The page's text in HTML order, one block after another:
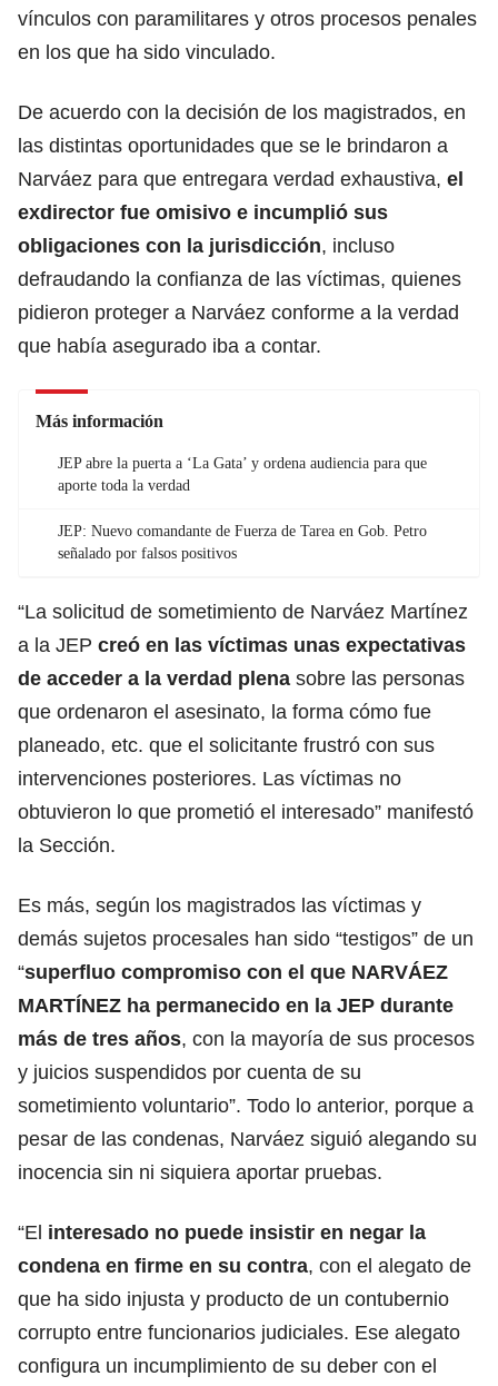
vínculos con paramilitares y otros procesos penales
en los que ha sido vinculado.
De acuerdo con la decisión de los magistrados, en
las distintas oportunidades que se le brindaron a
Narváez para que entregara verdad exhaustiva, el
exdirector fue omisivo e incumplió sus
obligaciones con la jurisdicción, incluso
defraudando la confianza de las víctimas, quienes
pidieron proteger a Narváez conforme a la verdad
que había asegurado iba a contar.
Más información
JEP abre la puerta a ‘La Gata’ y ordena audiencia para que
aporte toda la verdad
JEP: Nuevo comandante de Fuerza de Tarea en Gob. Petro
señalado por falsos positivos
“La solicitud de sometimiento de Narváez Martínez
a la JEP creó en las víctimas unas expectativas
de acceder a la verdad plena sobre las personas
que ordenaron el asesinato, la forma cómo fue
planeado, etc. que el solicitante frustró con sus
intervenciones posteriores. Las víctimas no
obtuvieron lo que prometió el interesado” manifestó
la Sección.
Es más, según los magistrados las víctimas y
demás sujetos procesales han sido “testigos” de un
“superfluo compromiso con el que NARVÁEZ
MARTÍNEZ ha permanecido en la JEP durante
más de tres años, con la mayoría de sus procesos
y juicios suspendidos por cuenta de su
sometimiento voluntario”. Todo lo anterior, porque a
pesar de las condenas, Narváez siguió alegando su
inocencia sin ni siquiera aportar pruebas.
“El interesado no puede insistir en negar la
condena en firme en su contra, con el alegato de
que ha sido injusta y producto de un contubernio
corrupto entre funcionarios judiciales. Ese alegato
configura un incumplimiento de su deber con el